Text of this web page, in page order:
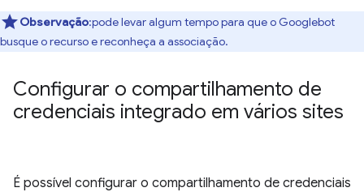
Observação:pode levar algum tempo para que o Googlebot
busque o recurso e reconheça a associação.
Configurar o compartilhamento de
credenciais integrado em vários sites
É possível configurar o compartilhamento de credenciais